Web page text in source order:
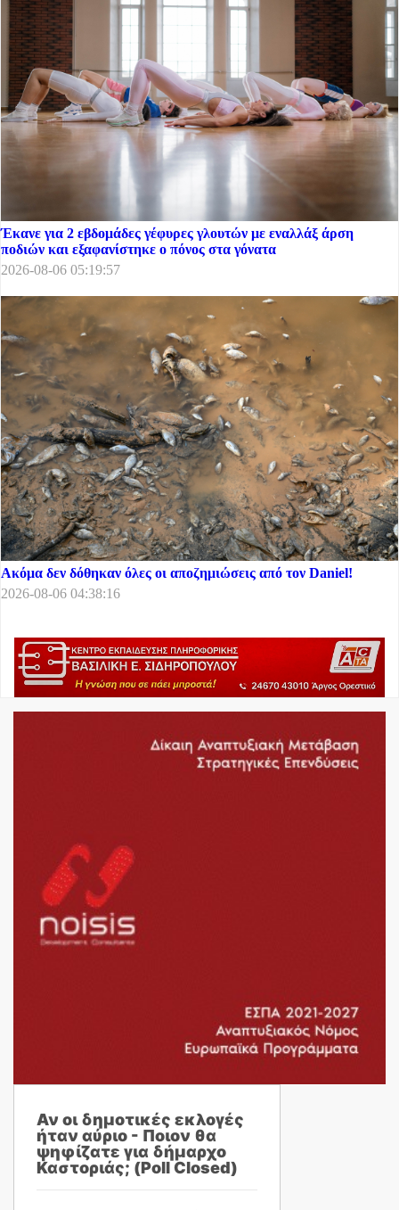
Έκανε για 2 εβδομάδες γέφυρες γλουτών με εναλλάξ άρση
ποδιών και εξαφανίστηκε ο πόνος στα γόνατα
2026-08-06 05:19:57
Ακόμα δεν δόθηκαν όλες οι αποζημιώσεις από τον Daniel!
2026-08-06 04:38:16
Αν οι δημοτικές εκλογές
ήταν αύριο - Ποιον θα
ψηφίζατε για δήμαρχο
Καστοριάς; (Poll Closed)